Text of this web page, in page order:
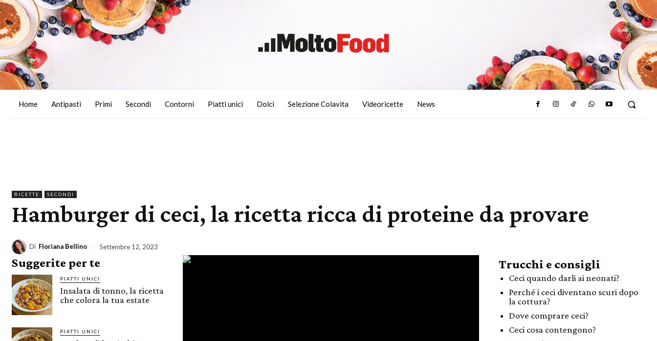
Home Antipasti Primi Secondi Contorni Piatti unici Dolci Selezione Colavita Videoricette News
RICETTE SECONDI
Hamburger di ceci, la ricetta ricca di proteine da provare
Di Floriana Bellino Settembre 12, 2023
Suggerite per te
PIATTI UNICI
Insalata di tonno, la ricetta
che colora la tua estate
PIATTI UNICI
Trucchi e consigli
Ceci quando darli ai neonati?
Perché i ceci diventano scuri dopo
la cottura?
Dove comprare ceci?
Ceci cosa contengono?